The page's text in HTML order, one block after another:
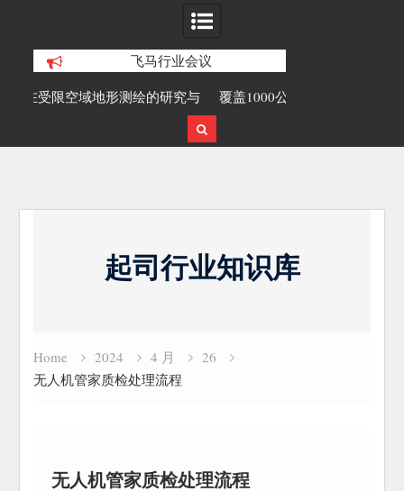
飞马行业会议
究与
覆盖1000公里带状密林高山区的飞马机
载激光雷达点云数据及正射影像
起司行业知识库
Home 2024 4 月
26
无人机管家质检处理流程
无人机管家质检处理流程